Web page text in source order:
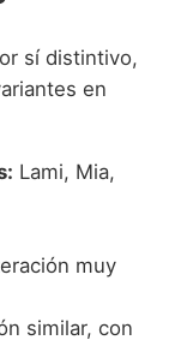
sí distintivo,
en
Lami, Mia,
muy
similar, con